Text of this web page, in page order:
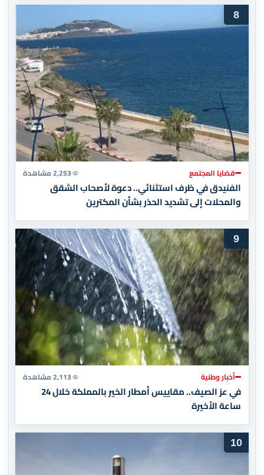
8
قضايا المجتمع 2,253 مشاهدة
الفنيدق في ظرف استثنائي.. دعوة لأصحاب الشقق
والمحلات إلى تشديد الحذر بشأن المكترين
9
أخبار وطنية 2,113 مشاهدة
في عز الصيف.. مقاييس أمطار الخير بالمملكة خلال 24
ساعة الأخيرة
10